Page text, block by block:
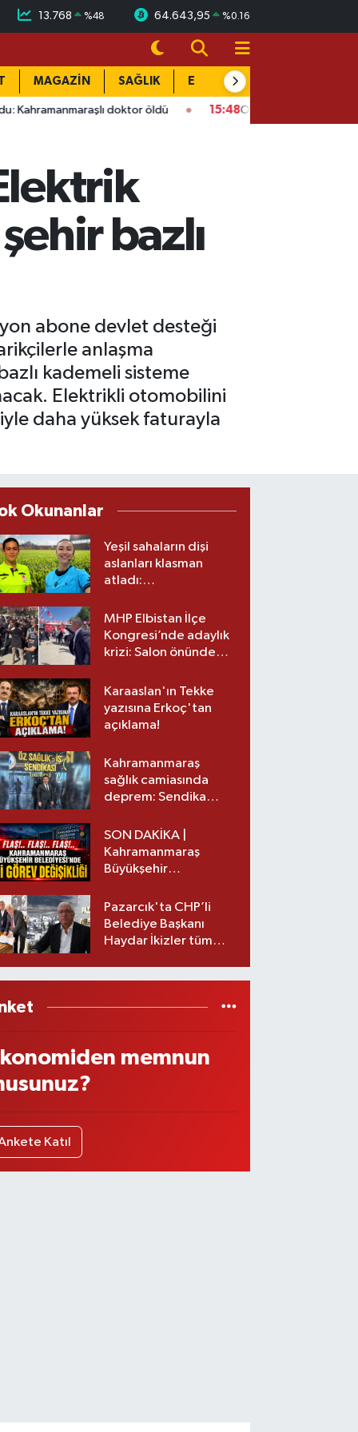
13.768 %48 64.643,95 %0.16
MAGAZİN SAĞLIK EĞİTİM
doktor öldü 15:48 Onikişubat’ta ücretsiz üniversite
bazlı
abone devlet desteği
anlaşma
kademeli sisteme
Elektrikli otomobilini
daha yüksek faturayla
Okunanlar
Yeşil sahaların dişi
aslanları klasman
atladı:
üst lige iki transfer!
MHP Elbistan İlçe
Kongresi’nde adaylık
krizi: Salon önünde
Karaaslan'ın Tekke
yazısına Erkoç'tan
açıklama!
Kahramanmaraş
sağlık camiasında
deprem: Sendika
SON DAKİKA |
Kahramanmaraş
Büyükşehir
görev değişikliği!
Pazarcık'ta CHP’li
Belediye Başkanı
Haydar İkizler tüm
memnun
Katıl